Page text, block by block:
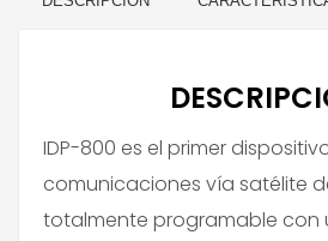
IDP-800 es el primer
comunicaciones vía satélite
totalmente programable con